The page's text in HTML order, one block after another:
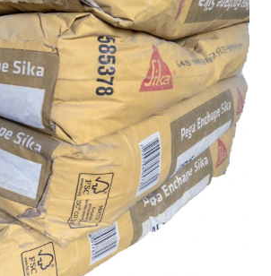
ALAMBRE GALVANIZADO C-12